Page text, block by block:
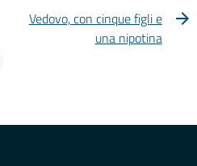
Vedovo, con cinque figli e
una nipotina